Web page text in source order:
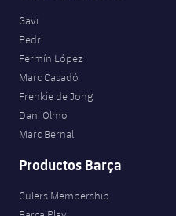
Gavi
Pedri
Fermín López
Marc Casadó
Frenkie de Jong
Dani Olmo
Marc Bernal
Productos Barça
Culers Membership